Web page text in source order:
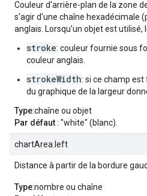
Couleur d'arrière-plan de la zone
s'agir d'une chaîne hexadécimale
anglais. Lorsqu'un objet est
stroke: couleur fournie sous
couleur anglais.
strokeWidth: si ce champ
du graphique de la largeur
Type:chaîne ou objet
Par défaut: "white" (blanc).
chartArea.left
Distance à partir de la bordure
Type:nombre ou chaîne